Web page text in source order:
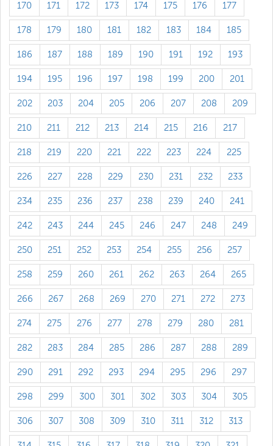
170 171 172 173 174 175 176 177
178 179 180 181 182 183 184 185
186 187 188 189 190 191 192 193
194 195 196 197 198 199 200 201
202 203 204 205 206 207 208 209
210 211 212 213 214 215 216 217
218 219 220 221 222 223 224 225
226 227 228 229 230 231 232 233
234 235 236 237 238 239 240 241
242 243 244 245 246 247 248 249
250 251 252 253 254 255 256 257
258 259 260 261 262 263 264 265
266 267 268 269 270 271 272 273
274 275 276 277 278 279 280 281
282 283 284 285 286 287 288 289
290 291 292 293 294 295 296 297
298 299 300 301 302 303 304 305
306 307 308 309 310 311 312 313